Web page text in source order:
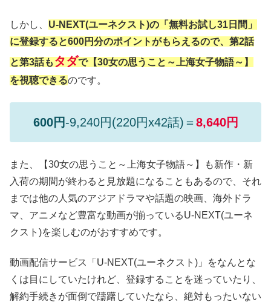
しかし、 U-NEXT(ユーネクスト)の「無料お試し31日間」
に登録すると600円分のポイントがもらえるので、第2話
と第3話もタダで【30女の思うこと～上海女子物語～】
を視聴できるのです。
600円-9,240円(220円x42話)＝8,640円
また、【30女の思うこと～上海女子物語～】も新作・新
入荷の期間が終わると見放題になることもあるので、それ
までは他の人気のアジアドラマや話題の映画、海外ドラ
マ、アニメなど豊富な動画が揃っているU-NEXT(ユーネ
クスト)を楽しむのがおすすめです。
動画配信サービス「U-NEXT(ユーネクスト)」をなんとな
くは目にしていたけれど、登録することを迷っていたり、
解約手続きが面倒で躊躇していたなら、絶対もったいない